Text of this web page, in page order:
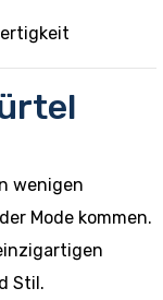
wenigen
Mode kommen.
Stil.